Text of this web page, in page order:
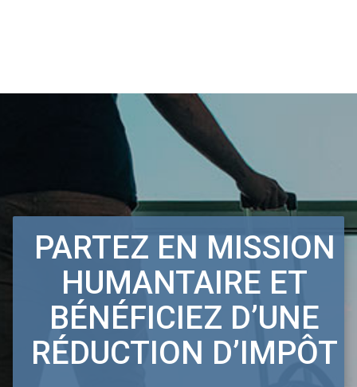
PARTEZ EN MISSION
HUMANTAIRE ET
BÉNÉFICIEZ D’UNE
RÉDUCTION D’IMPÔT